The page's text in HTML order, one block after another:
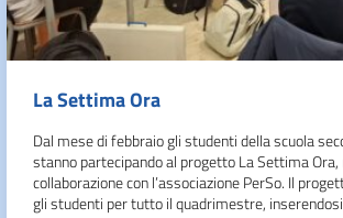
La Settima Ora
Dal mese di febbraio gli studenti della scuola
stanno partecipando al progetto La Settima
collaborazione con l’associazione PerSo. Il
gli studenti per tutto il quadrimestre,